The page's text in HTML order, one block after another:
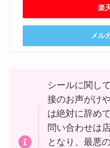
楽
メル
シールに関し
接のお声がけ
は絶対に辞め
問い合わせは
となり、最悪